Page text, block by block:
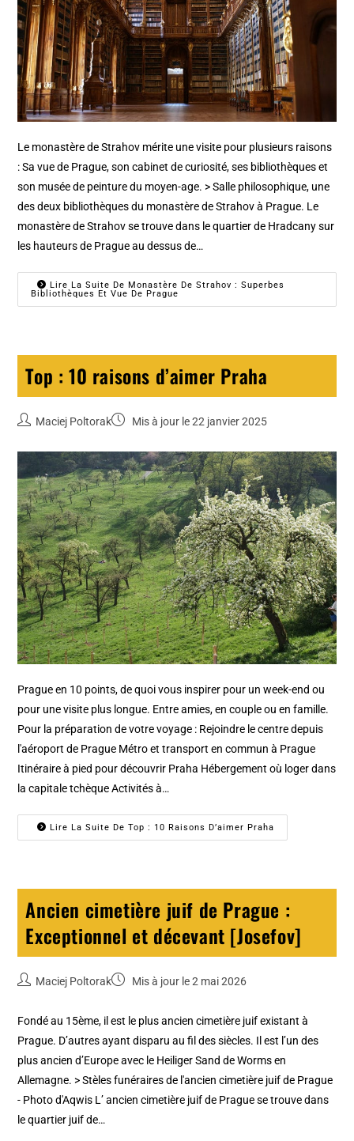
Le monastère de Strahov mérite une visite pour plusieurs raisons
: Sa vue de Prague, son cabinet de curiosité, ses bibliothèques et
son musée de peinture du moyen-age. > Salle philosophique, une
des deux bibliothèques du monastère de Strahov à Prague. Le
monastère de Strahov se trouve dans le quartier de Hradcany sur
les hauteurs de Prague au dessus de…
Lire La Suite De Monastère De Strahov : Superbes
Bibliothèques Et Vue De Prague
Top : 10 raisons d’aimer Praha
Maciej Poltorak Mis à jour le 22 janvier 2025
Prague en 10 points, de quoi vous inspirer pour un week-end ou
pour une visite plus longue. Entre amies, en couple ou en famille.
Pour la préparation de votre voyage : Rejoindre le centre depuis
l'aéroport de Prague Métro et transport en commun à Prague
Itinéraire à pied pour découvrir Praha Hébergement où loger dans
la capitale tchèque Activités à…
Lire La Suite De Top : 10 Raisons D’aimer Praha
Ancien cimetière juif de Prague :
Exceptionnel et décevant [Josefov]
Maciej Poltorak Mis à jour le 2 mai 2026
Fondé au 15ème, il est le plus ancien cimetière juif existant à
Prague. D’autres ayant disparu au fil des siècles. Il est l’un des
plus ancien d’Europe avec le Heiliger Sand de Worms en
Allemagne. > Stèles funéraires de l'ancien cimetière juif de Prague
- Photo d'Aqwis L’ ancien cimetière juif de Prague se trouve dans
le quartier juif de…